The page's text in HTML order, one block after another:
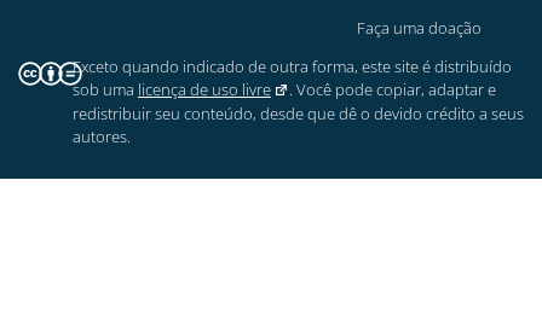
Faça uma doação
Exceto quando indicado de outra forma, este site é distribuído
sob uma licença de uso livre
. Você pode copiar, adaptar e
redistribuir seu conteúdo, desde que dê o devido crédito a seus
autores.